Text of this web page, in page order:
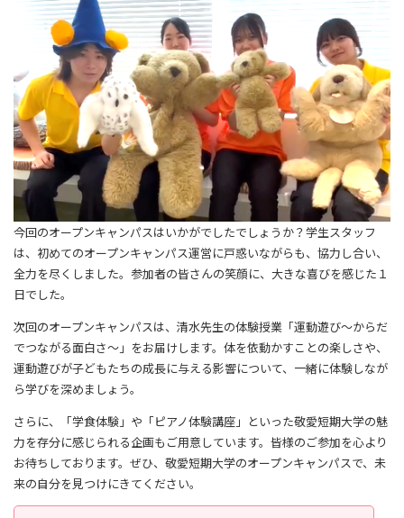
今回のオープンキャンパスはいかがでしたでしょうか？学生スタッフ
は、初めてのオープンキャンパス運営に戸惑いながらも、協力し合い、
全力を尽くしました。参加者の皆さんの笑顔に、大きな喜びを感じた１
日でした。
次回のオープンキャンパスは、清水先生の体験授業「運動遊び～からだ
でつながる面白さ～」をお届けします。体を依動かすことの楽しさや、
運動遊びが子どもたちの成長に与える影響について、一緒に体験しなが
ら学びを深めましょう。
さらに、「学食体験」や「ピアノ体験講座」といった敬愛短期大学の魅
力を存分に感じられる企画もご用意しています。皆様のご参加を心より
お待ちしております。ぜひ、敬愛短期大学のオープンキャンパスで、未
来の自分を見つけにきてください。